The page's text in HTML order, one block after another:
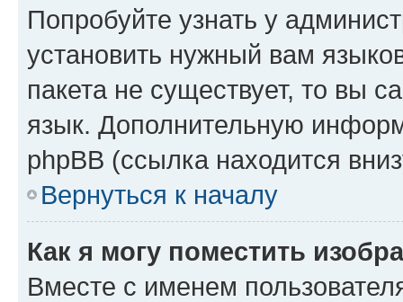
Попробуйте узнать у
установить нужный вам
пакета не существует, то вы
язык. Дополнительную
phpBB (ссылка находится
Вернуться к началу
Как я могу поместить
Вместе с именем